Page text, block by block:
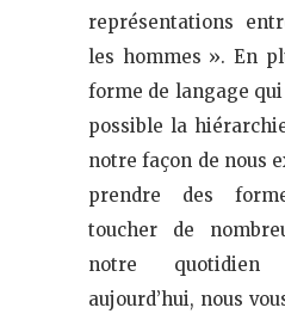
représentations
les hommes ». En
forme de langage
possible la
notre façon de nous
prendre des
toucher de
notre
aujourd’hui, nous